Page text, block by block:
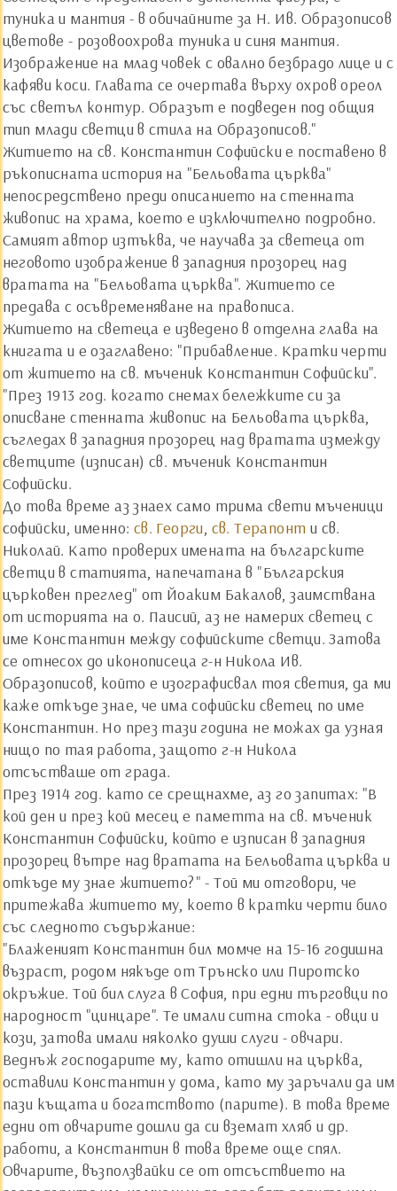
туника и мантия - в обичайните за Н. Ив. Образописов
цветове - розовоохрова туника и синя мантия.
Изображение на млад човек с овално безбрадо лице и с
кафяви коси. Главата се очертава върху охров ореол
със светъл контур. Образът е подведен под общия
тип млади светци в стила на Образописов."
Житието на св. Константин Софийски е поставено в
ръкописната история на "Бельовата църква"
непосредствено преди описанието на стенната
живопис на храма, което е изключително подробно.
Самият автор изтъква, че научава за светеца от
неговото изображение в западния прозорец над
вратата на "Бельовата църква". Житието се
предава с осъвременяване на правописа.
Житието на светеца е изведено в отделна глава на
книгата и е озаглавено: "Прибавление. Кратки черти
от житието на св. мъченик Константин Софийски".
"През 1913 год. когато снемах бележките си за
описване стенната живопис на Бельовата църква,
съгледах в западния прозорец над вратата измежду
светците (изписан) св. мъченик Константин
Софийски.
До това време аз знаех само трима свети мъченици
софийски, именно: св. Георги св. Терапонт и св.
Николай. Като проверих имената на българските
светци в статията, напечатана в "Българския
църковен преглед" от Йоаким Бакалов, заимствана
от историята на о. Паисий, аз не намерих светец с
име Константин между софийските светци. Затова
се отнесох до иконописеца г-н Никола Ив.
Образописов, който е изографисвал тоя светия, да ми
каже откъде знае, че има софийски светец по име
Константин. Но през тази година не можах да узная
нищо по тая работа, защото г-н Никола
отсъстваше от града.
През 1914 год. като се срещнахме, аз го запитах: "В
кой ден и през кой месец е паметта на св. мъченик
Константин Софийски, който е изписан в западния
прозорец вътре над вратата на Бельовата църква и
откъде му знае житието?" - Той ми отговори, че
притежава житието му, което в кратки черти било
със следното съдържание:
"Блаженият Константин бил момче на 15-16 годишна
възраст, родом някъде от Трънско или Пиротско
окръжие. Той бил слуга в София, при едни търговци по
народност "цинцаре". Те имали ситна стока - овци и
кози, затова имали няколко души слуги - овчари.
Веднъж господарите му, като отишли на църква,
оставили Константин у дома, като му заръчали да им
пази къщата и богатството (парите). В това време
едни от овчарите дошли да си вземат хляб и др.
работи, а Константин в това време още спял.
Овчарите, възползвайки се от отсъствието на